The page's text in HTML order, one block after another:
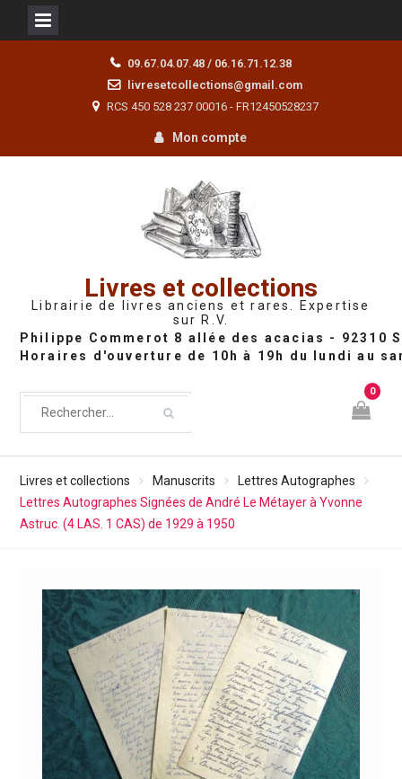
09.67.04.07.48 / 06.16.71.12.38
livresetcollections@gmail.com
RCS 450 528 237 00016 - FR12450528237
Mon compte
Livres et collections
Librairie de livres anciens et rares. Expertise
sur R.V.
0
Livres et collections Manuscrits
Lettres Autographes
Lettres Autographes Signées de André Le Métayer à Yvonne
Astruc. (4 LAS. 1 CAS) de 1929 à 1950